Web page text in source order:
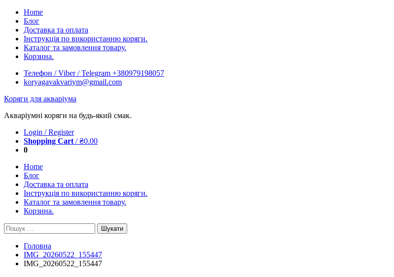
Skip
content
Home
Блог
Доставка та оплата
Інструкція по використанню коряги.
Каталог та замовлення товару.
Корзина.
Телефон / Viber / Telegram +380979198057
koryagavakvariym@gmail.com
Коряги для акваріума
Акваріумні коряги на будь-який смак.
Login / Register
Shopping Cart /₴0.00
0
Home
Блог
Доставка та оплата
Інструкція по використанню коряги.
Каталог та замовлення товару.
Корзина.
Пошук:
Головна
IMG_20260522_155447
IMG_20260522_155447